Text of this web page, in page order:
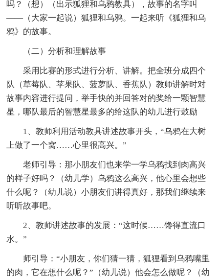
吗？（想）（出示狐狸和乌鸦教具），故事的名字叫
——（大家一起说）狐狸和乌鸦。一起来听《狐狸和乌
鸦》的故事。
（二）分析和理解故事
采用比赛的形式进行分析、讲解。把全班分成四个
队（草莓队、苹果队、菠萝队、香蕉队）教师讲解时对
故事内容进行提问，举手快的并回答对的奖给一颗智慧
星，哪队最后的智慧星最多的给这队的幼儿进行鼓励
1、教师利用活动教具讲述故事开头，“乌鸦在大树
上做了一个窝……心里很高兴。”
老师引导：那小朋友们也来学一学乌鸦找到肉高兴
的样子好吗？（幼儿学）乌鸦这么高兴，他心里会想些
什么呢？（幼儿说）小朋友们讲得真好，那我们继续来
听听故事吧。
2、教师讲述故事的发展：“这时候……馋得直流口
水。”
师引导：“小朋友，你们猜一猜，狐狸看到乌鸦嘴里
的肉，它在想什么呢？”（幼儿说）他会怎么做呢？（幼